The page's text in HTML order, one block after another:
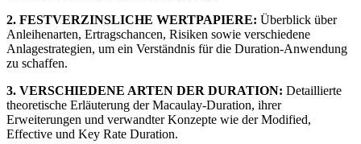
2. FESTVERZINSLICHE WERTPAPIERE: Überblick über
Anleihenarten, Ertragschancen, Risiken sowie verschiedene
Anlagestrategien, um ein Verständnis für die Duration-Anwendung
zu schaffen.
3. VERSCHIEDENE ARTEN DER DURATION: Detaillierte
theoretische Erläuterung der Macaulay-Duration, ihrer
Erweiterungen und verwandter Konzepte wie der Modified,
Effective und Key Rate Duration.